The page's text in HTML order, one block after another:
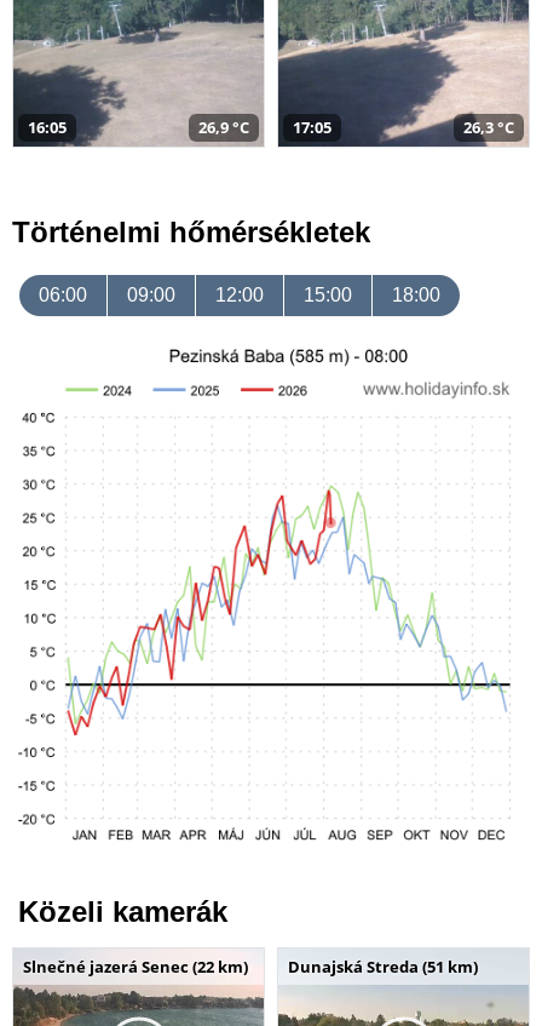
16:05 26,9 °C 17:05 26,3 °C
Történelmi hőmérsékletek
06:00 09:00 12:00 15:00 18:00
Közeli kamerák
Slnečné jazerá Senec (22 km) Dunajská Streda (51 km)